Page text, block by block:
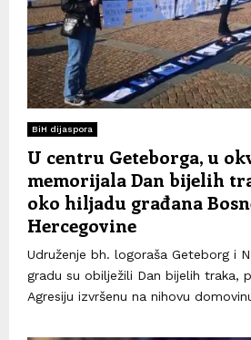
BiH dijaspora
U centru Geteborga, u
memorijala Dan bijelih
oko hiljadu građana
Hercegovine
Udruženje bh. logoraša Geteborg i
gradu su obilježili Dan bijelih traka,
Agresiju izvršenu na nihovu